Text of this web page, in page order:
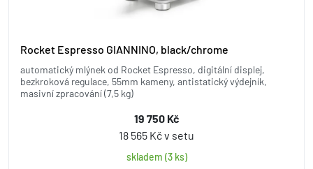
Rocket Espresso GIANNINO, black/chrome
automatický mlýnek od Rocket Espresso, digitální displej,
bezkroková regulace, 55mm kameny, antistatický výdejník,
masivní zpracování (7,5 kg)
19 750 Kč
18 565 Kč v setu
skladem (3 ks)